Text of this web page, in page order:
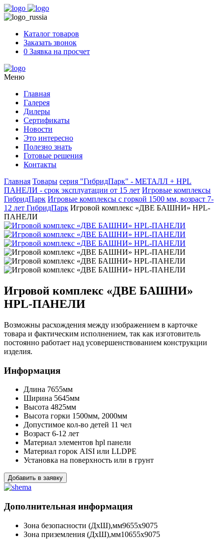
Skip
to
Каталог товаров
Заказать звонок
0 Заявка на просчет
Меню
Главная
Галерея
Дилеры
Сертификаты
Новости
Это интересно
Полезно знать
Готовые решения
Контакты
Главная Товары серия "ГибридПарк" - МЕТАЛЛ + HPL
ПАНЕЛИ - срок эксплуатации от 15 лет Игровые комплексы
ГибридПарк Игровые комплексы с горкой 1500 мм, возраст 7-
12 лет ГибридПарк Игровой комплекс «ДВЕ БАШНИ» HPL-
ПАНЕЛИ
Игровой комплекс «ДВЕ БАШНИ»
HPL-ПАНЕЛИ
Возможны расхождения между изображением в карточке
товара и фактическим исполнением, так как изготовитель
постоянно работает над усовершенствованием конструкции
изделия.
Информация
Длина 7655мм
Ширина 5645мм
Высота 4825мм
Высота горки 1500мм, 2000мм
Допустимое кол-во детей 11 чел
Возраст 6-12 лет
Материал элементов hpl панели
Материал горок AISI или LLDPE
Установка на поверхность или в грунт
Добавить в заявку
Дополнительная информация
Зона безопасности (ДхШ),мм9655х9075
Зона приземления (ДхШ),мм10655х9075